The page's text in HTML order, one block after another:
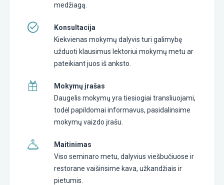
medžiagą.
Konsultacija
Kiekvienas mokymų dalyvis turi galimybę
užduoti klausimus lektoriui mokymų metu ar
pateikiant juos iš anksto.
Mokymų įrašas
Daugelis mokymų yra tiesiogiai transliuojami,
todėl papildomai informavus, pasidalinsime
mokymų vaizdo įrašu.
Maitinimas
Viso seminaro metu, dalyvius viešbučiuose ir
restorane vaišinsime kava, užkandžiais ir
pietumis.